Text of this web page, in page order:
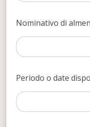
Nominativo di
Periodo o date